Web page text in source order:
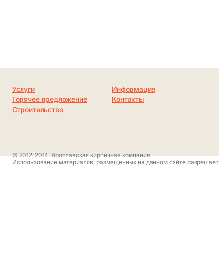
Услуги
Горячее предложение
Строительство
Информация
Контакты
© 2012-2014. Ярославская кирпичная компания
Использование материалов, размещенных на данном сайте